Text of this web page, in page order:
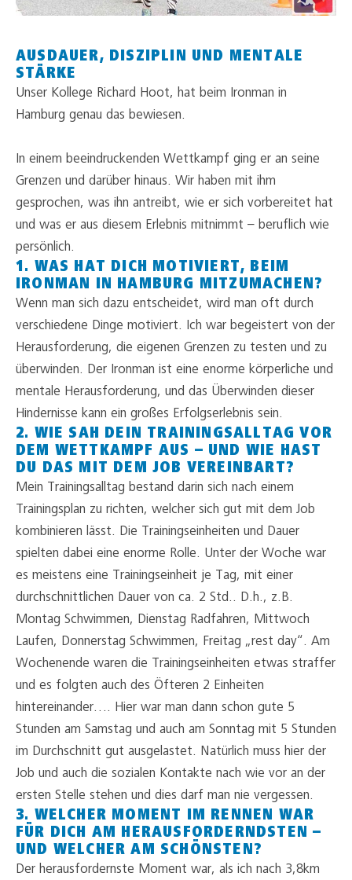
AUSDAUER, DISZIPLIN UND MENTALE
STÄRKE
Unser Kollege Richard Hoot, hat beim Ironman in
Hamburg genau das bewiesen.
In einem beeindruckenden Wettkampf ging er an seine
Grenzen und darüber hinaus. Wir haben mit ihm
gesprochen, was ihn antreibt, wie er sich vorbereitet hat
und was er aus diesem Erlebnis mitnimmt – beruflich wie
persönlich.
1. WAS HAT DICH MOTIVIERT, BEIM
IRONMAN IN HAMBURG MITZUMACHEN?
Wenn man sich dazu entscheidet, wird man oft durch
verschiedene Dinge motiviert. Ich war begeistert von der
Herausforderung, die eigenen Grenzen zu testen und zu
überwinden. Der Ironman ist eine enorme körperliche und
mentale Herausforderung, und das Überwinden dieser
Hindernisse kann ein großes Erfolgserlebnis sein.
2. WIE SAH DEIN TRAININGSALLTAG VOR
DEM WETTKAMPF AUS – UND WIE HAST
DU DAS MIT DEM JOB VEREINBART?
Mein Trainingsalltag bestand darin sich nach einem
Trainingsplan zu richten, welcher sich gut mit dem Job
kombinieren lässt. Die Trainingseinheiten und Dauer
spielten dabei eine enorme Rolle. Unter der Woche war
es meistens eine Trainingseinheit je Tag, mit einer
durchschnittlichen Dauer von ca. 2 Std.. D.h., z.B.
Montag Schwimmen, Dienstag Radfahren, Mittwoch
Laufen, Donnerstag Schwimmen, Freitag „rest day“. Am
Wochenende waren die Trainingseinheiten etwas straffer
und es folgten auch des Öfteren 2 Einheiten
hintereinander…. Hier war man dann schon gute 5
Stunden am Samstag und auch am Sonntag mit 5 Stunden
im Durchschnitt gut ausgelastet. Natürlich muss hier der
Job und auch die sozialen Kontakte nach wie vor an der
ersten Stelle stehen und dies darf man nie vergessen.
3. WELCHER MOMENT IM RENNEN WAR
FÜR DICH AM HERAUSFORDERNDSTEN –
UND WELCHER AM SCHÖNSTEN?
Der herausfordernste Moment war, als ich nach 3,8km